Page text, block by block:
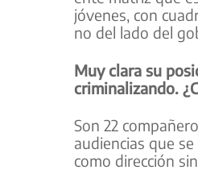
jóvenes, con
no del lado del
Muy clara su
criminalizando.
Son 22
audiencias que
como dirección